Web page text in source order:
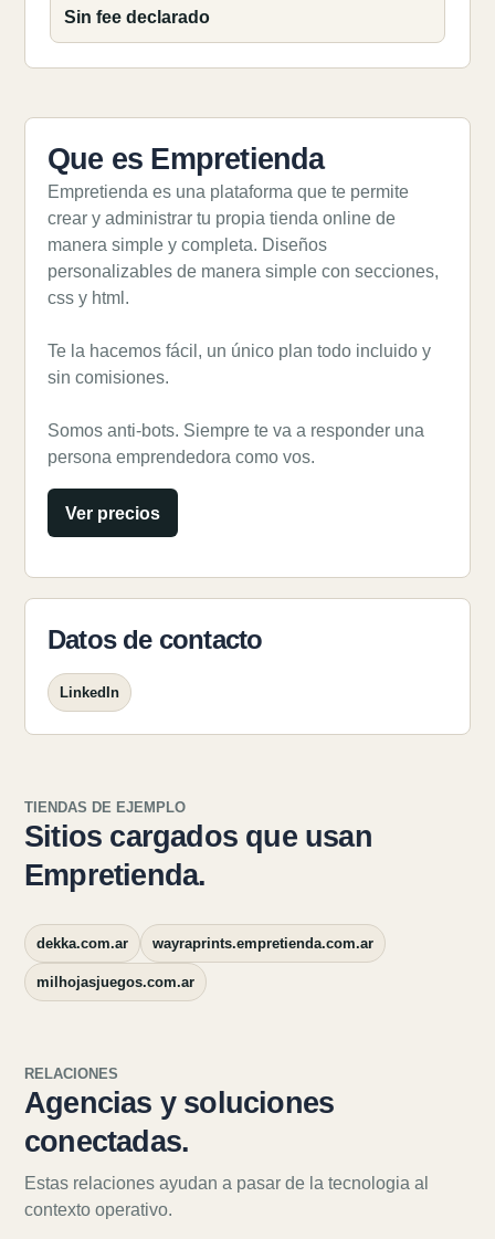
Sin fee declarado
Que es Empretienda
Empretienda es una plataforma que te permite
crear y administrar tu propia tienda online de
manera simple y completa. Diseños
personalizables de manera simple con secciones,
css y html.
Te la hacemos fácil, un único plan todo incluido y
sin comisiones.
Somos anti-bots. Siempre te va a responder una
persona emprendedora como vos.
Ver precios
Datos de contacto
LinkedIn
TIENDAS DE EJEMPLO
Sitios cargados que usan
Empretienda.
dekka.com.ar wayraprints.empretienda.com.ar
milhojasjuegos.com.ar
RELACIONES
Agencias y soluciones
conectadas.
Estas relaciones ayudan a pasar de la tecnologia al
contexto operativo.